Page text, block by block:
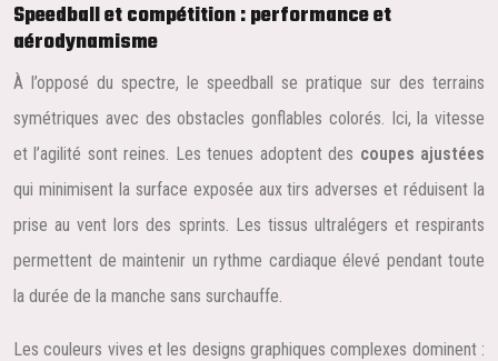
Speedball et compétition : performance et
aérodynamisme
À l’opposé du spectre, le speedball se pratique sur des terrains
symétriques avec des obstacles gonflables colorés. Ici, la vitesse
et l’agilité sont reines. Les tenues adoptent des coupes ajustées
qui minimisent la surface exposée aux tirs adverses et réduisent la
prise au vent lors des sprints. Les tissus ultralégers et respirants
permettent de maintenir un rythme cardiaque élevé pendant toute
la durée de la manche sans surchauffe.
Les couleurs vives et les designs graphiques complexes dominent :